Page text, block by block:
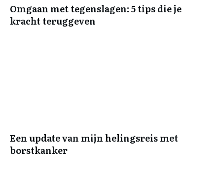
Omgaan met tegenslagen: 5 tips die je
kracht teruggeven
Een update van mijn helingsreis met
borstkanker